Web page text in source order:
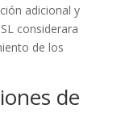
adicional y
considerara
de los
de